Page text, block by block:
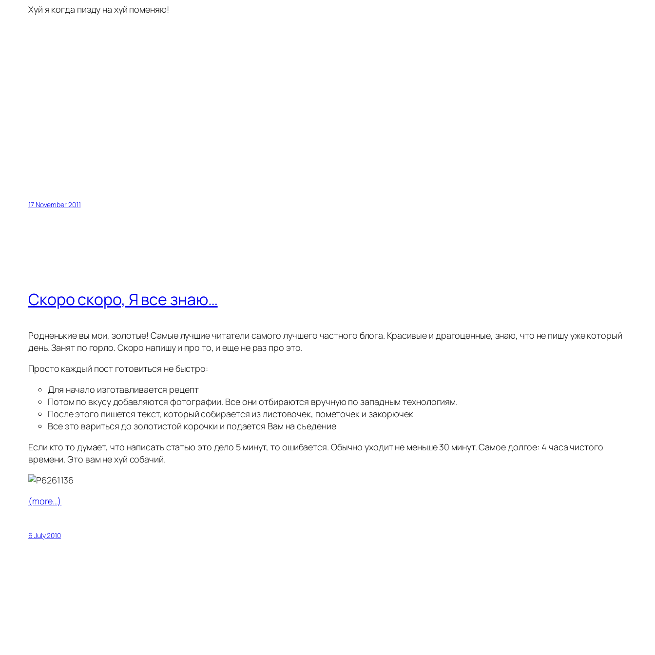
Хуй я когда пизду на хуй поменяю!
17 November 2011
Скоро скоро, Я все знаю…
Родненькие вы мои, золотые! Самые лучшие читатели самого лучшего частного блога. Красивые и драгоценные, знаю, что не пишу уже который
день. Занят по горло. Скоро напишу и про то, и еще не раз про это.
Просто каждый пост готовиться не быстро:
Для начало изготавливается рецепт
Потом по вкусу добавляются фотографии. Все они отбираются вручную по западным технологиям.
После этого пишется текст, который собирается из листовочек, пометочек и закорючек
Все это вариться до золотистой корочки и подается Вам на съедение
Если кто то думает, что написать статью это дело 5 минут, то ошибается. Обычно уходит не меньше 30 минут. Самое долгое: 4 часа чистого
времени. Это вам не хуй собачий.
(more…)
6 July 2010